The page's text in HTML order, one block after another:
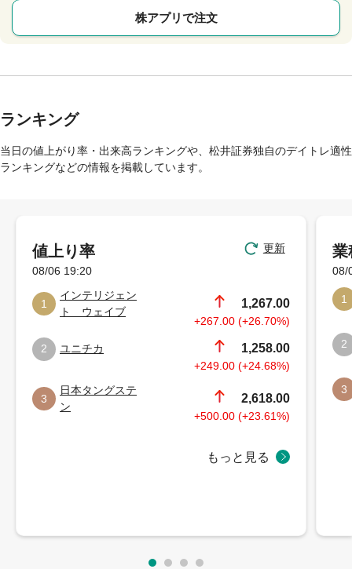
株アプリで注文
ランキング
当日の値上がり率・出来高ランキングや、松井証券独自のデイトレ適性
ランキングなどの情報を掲載しています。